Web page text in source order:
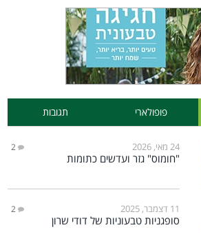
פופולארי תגובות
24 מאי, 2026 2
"חומוס" גזר ועדשים כתומות
11 דצמבר, 2025 2
סופגניות טבעוניות של דודי שרון